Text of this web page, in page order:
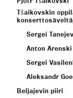
Tšaikovskin
Sergei Tanejev
Anton Arenski
Sergei
Aleksandr
Beljajevin piiri